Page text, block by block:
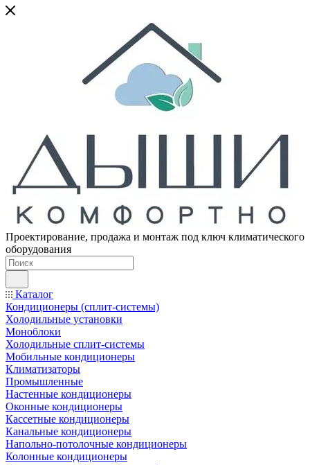
Проектирование, продажа и монтаж под ключ климатического
оборудования
Каталог
Кондиционеры (сплит-системы)
Холодильные установки
Моноблоки
Холодильные сплит-системы
Мобильные кондиционеры
Климатизаторы
Промышленные
Настенные кондиционеры
Оконные кондиционеры
Кассетные кондиционеры
Канальные кондиционеры
Напольно-потолочные кондиционеры
Колонные кондиционеры